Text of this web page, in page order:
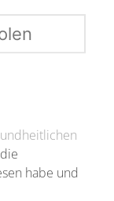
habe und